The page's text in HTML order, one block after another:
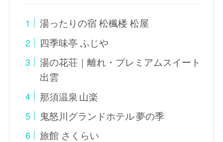
湯ったりの宿 松楓楼 松屋
四季味亭 ふじや
湯の花荘｜離れ・プレミアムスイート
出雲
那須温泉 山楽
鬼怒川グランドホテル 夢の季
旅館 さくらい